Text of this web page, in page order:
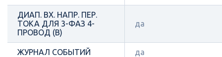
ДИАП. ВХ. НАПР. ПЕР.
ТОКА ДЛЯ 3-ФАЗ 4-
ПРОВОД (В)
да
ЖУРНАЛ СОБЫТИЙ да